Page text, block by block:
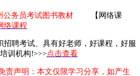
公务员考试图书教材 【网络课
络课程
聘考试、具有好老师，好课程，好服
训机构!>>>点击查看
责声明：本文仅限学习分享，如产生